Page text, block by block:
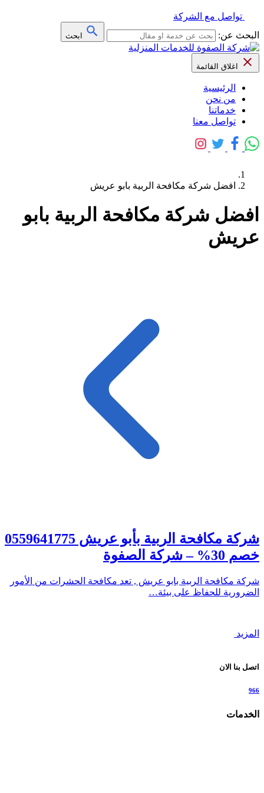
تواصل مع الشركة
البحث عن:
ابحث
اغلاق القائمة
الرئيسية
من نحن
خدماتنا
تواصل معنا
افضل شركة مكافحة الربية بابو عريش
افضل شركة مكافحة الربية بابو
عريش
شركة مكافحة الربية بأبو عريش 0559641775
خصم 30% – شركة الصفوة
شركة مكافحة الربية بابو عريش , تعد مكافحة الحشرات من الأمور
الضرورية للحفاظ على بيئة…
المزيد
اتصل بنا الان
966
الخدمات